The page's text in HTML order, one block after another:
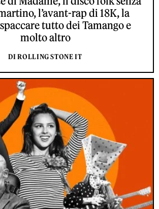
l’avant-rap di 18K, la
tutto dei Tamango e
molto altro
DI ROLLING STONE IT